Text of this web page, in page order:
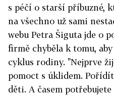
s péčí o starší příbuzné,
na všechno už sami
webu Petra Šiguta jde o
firmě chyběla k tomu,
cyklus rodiny. "Nejprve
pomoct s úklidem.
děti. A časem